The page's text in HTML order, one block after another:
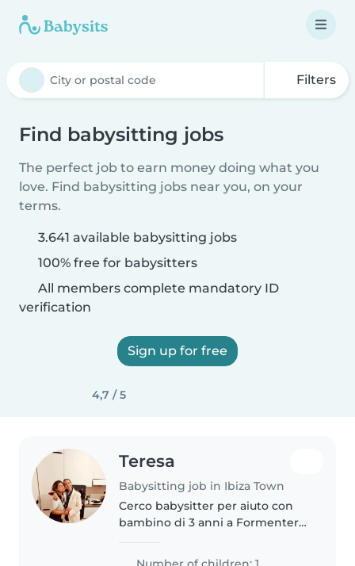
Filters
Find babysitting jobs
The perfect job to earn money doing what you
love. Find babysitting jobs near you, on your
terms.
3.641 available babysitting jobs
100% free for babysitters
All members complete mandatory ID
verification
Sign up for free
4,7 / 5
Teresa
Babysitting job in Ibiza Town
Cerco babysitter per aiuto con
bambino di 3 anni a Formentera